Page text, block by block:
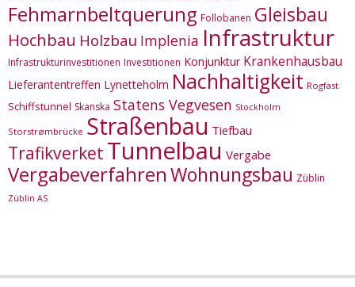
Fehmarnbeltquerung Follobanen Gleisbau
Hochbau Holzbau Implenia Infrastruktur
Infrastrukturinvestitionen Investitionen Konjunktur Krankenhausbau
Lieferantentreffen Lynetteholm Nachhaltigkeit Rogfast
Schiffstunnel Skanska Statens Vegvesen Stockholm
Storstrømbrücke Straßenbau Tiefbau
Trafikverket Tunnelbau Vergabe
VergabeverfahrenWohnungsbau Züblin
Züblin AS